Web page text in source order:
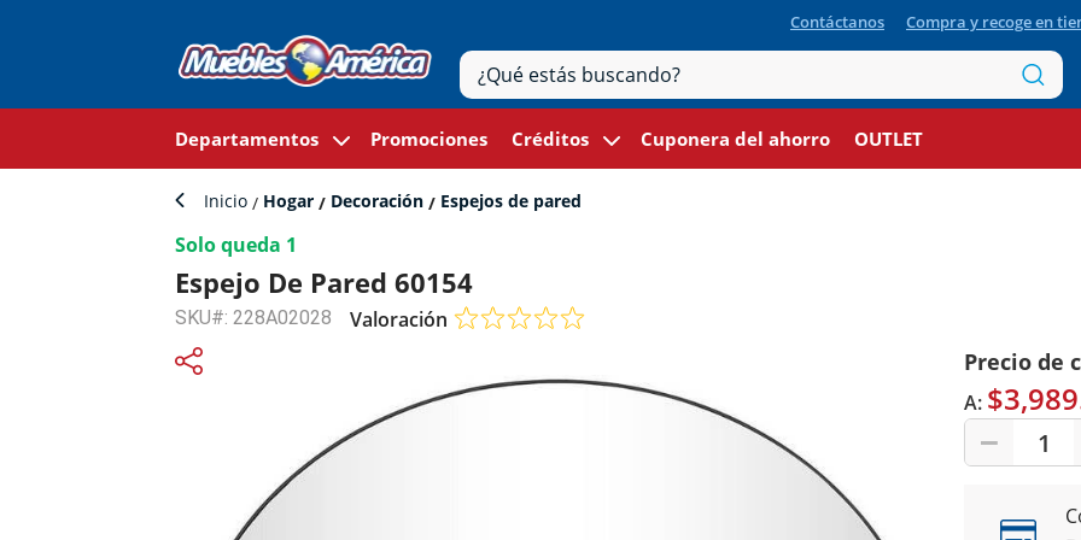
Contáctanos Compra y recoge en
Departamentos Promociones Créditos Cuponera del ahorro OUTLET
Inicio Hogar Decoración Espejos de pared
Solo queda 1
Espejo De Pared 60154
SKU#: 228A02028 Valoración
Precio de
A:
1